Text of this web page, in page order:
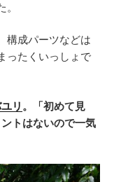
構成パーツなどは
ったくいっしょで
リ 。「初めて見
トはないので一気